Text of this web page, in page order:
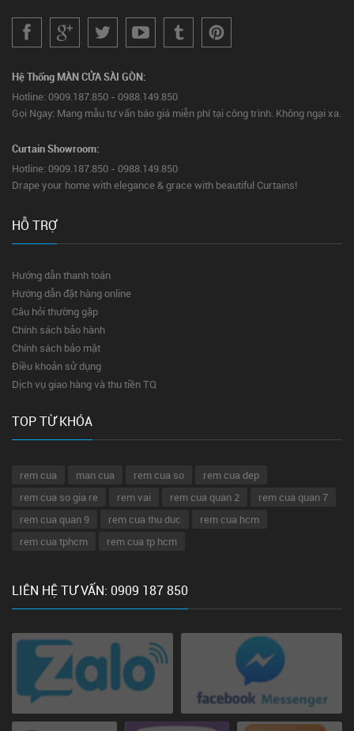
Hệ Thống MÀN CỬA SÀI GÒN:
Hotline: 0909.187.850 - 0988.149.850
Gọi Ngay: Mang mẫu tư vấn báo giá miễn phí tại công trình. Không ngại xa.
Curtain Showroom:
Hotline: 0909.187.850 - 0988.149.850
Drape your home with elegance & grace with beautiful Curtains!
HỖ TRỢ
Hướng dẫn thanh toán
Hướng dẫn đặt hàng online
Câu hỏi thường gặp
Chính sách bảo hành
Chính sách bảo mật
Điều khoản sử dụng
Dịch vụ giao hàng và thu tiền TQ
TOP TỪ KHÓA
rem cua man cua rem cua so
rem cua dep
rem cua so gia re
rem vai rem cua quan 2
rem cua quan 7
rem cua quan 9
rem cua thu duc
rem cua hcm
rem cua tphcm
rem cua tp hcm
LIÊN HỆ TƯ VẤN: 0909 187 850